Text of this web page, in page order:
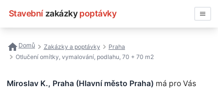
Stavební zakázky poptávky
Všechny zakázky
Nejčastější vyhledávání
Domů Zakázky a poptávky
Praha
Otlučení omítky, vymalování, podlahu, 70 + 70 m2
Miroslav K., Praha (Hlavní město Praha) má pro Vás